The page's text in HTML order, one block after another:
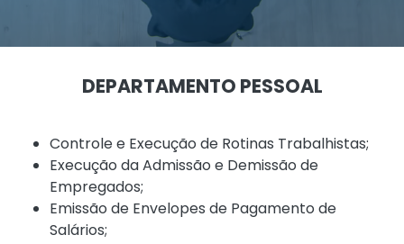
DEPARTAMENTO PESSOAL
Controle e Execução de Rotinas Trabalhistas;
Execução da Admissão e Demissão de
Empregados;
Emissão de Envelopes de Pagamento de
Salários;